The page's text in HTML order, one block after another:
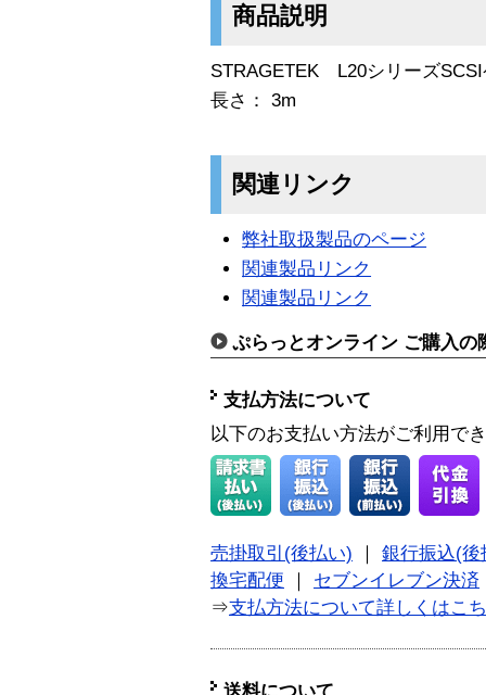
商品説明
STRAGETEK L20シリーズ
長さ： 3m
関連リンク
弊社取扱製品のページ
関連製品リンク
関連製品リンク
ぷらっとオンライン ご購入の
支払方法について
以下のお支払い方法がご利用で
売掛取引(後払い)
銀行振込(後
換宅配便
セブンイレブン決済
⇒支払方法について詳しくはこ